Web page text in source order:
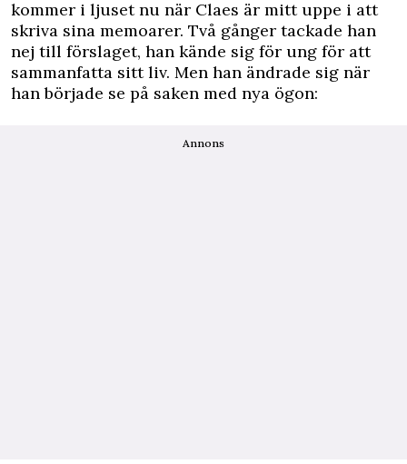
kommer i ljuset nu när Claes är mitt uppe i att
skriva sina memoarer. Två gånger tackade han
nej till förslaget, han kände sig för ung för att
sammanfatta sitt liv. Men han ändrade sig när
han började se på saken med nya ögon:
Annons